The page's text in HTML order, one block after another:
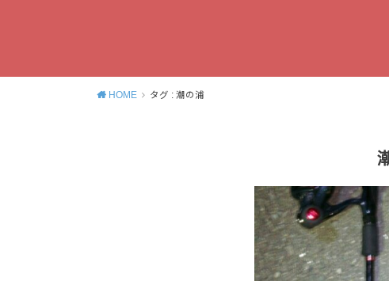
HOME タグ : 潮の浦